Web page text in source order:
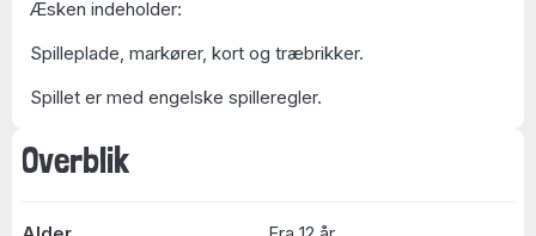
Overblik
Æsken indeholder:
Spilleplade, markører, kort og træbrikker.
Spillet er med engelske spilleregler.